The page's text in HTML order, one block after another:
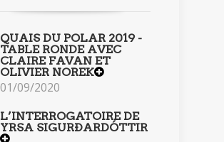
QUAIS DU POLAR 2019 -
TABLE RONDE AVEC
CLAIRE FAVAN ET
OLIVIER NOREK
01/09/2020
L’INTERROGATOIRE DE
YRSA SIGURÐARDÓTTIR